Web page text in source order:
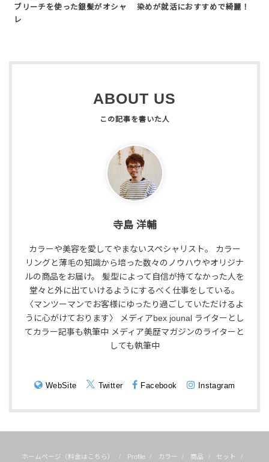
ブリーチを使った銀髪がオシャ
レ
染めが就活におすすめで綺麗！
ABOUT US
寺島 洋輔
カラーや美容を愛してやまないスペシャリスト。 カラー
リングと薄毛の知識から培った数々のノウハウやオリジナ
ルの商品をお届け。 髪型によって自信が持てなかった人を
堂々と外に出ていけるようにするべく仕事をしている。
〈マンツーマンでお客様にゆったり過ごしていただけるよ
うに心がけております〉 メディアbex jounal ライターとし
てカラー記事も執筆中 メディア美歴マガジンのライターと
しても執筆中
WebSite Twitter Facebook Instagram
ホームページ（料金はこちら） Profile カラー 商品 セット